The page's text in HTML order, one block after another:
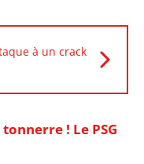
à un crack
! Le PSG